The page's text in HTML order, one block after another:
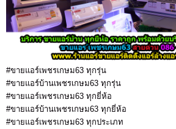
#ขายแอร์เพชรเกษม63 ทุกรุ่น
#ขายแอร์บ้านเพชรเกษม63 ทุกรุ่น
#ขายแอร์เพชรเกษม63 ทุกยี่ห้อ
#ขายแอร์บ้านเพชรเกษม63 ทุกยี่ห้อ
#ขายแอร์เพชรเกษม63 ทุกประเภท